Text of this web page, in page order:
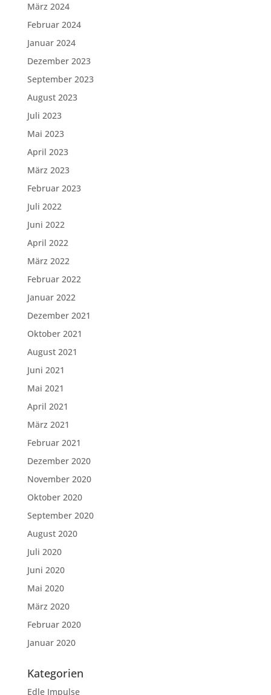
März 2024
Februar 2024
Januar 2024
Dezember 2023
September 2023
August 2023
Juli 2023
Mai 2023
April 2023
März 2023
Februar 2023
Juli 2022
Juni 2022
April 2022
März 2022
Februar 2022
Januar 2022
Dezember 2021
Oktober 2021
August 2021
Juni 2021
Mai 2021
April 2021
März 2021
Februar 2021
Dezember 2020
November 2020
Oktober 2020
September 2020
August 2020
Juli 2020
Juni 2020
Mai 2020
März 2020
Februar 2020
Januar 2020
Kategorien
Edle Impulse